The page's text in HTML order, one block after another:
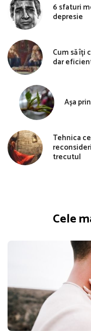
6 sfaturi
depresie
Cum să îți
dar
Așa
Tehnica
trecutul
Cele